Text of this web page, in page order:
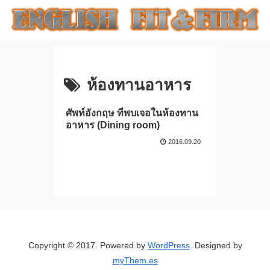
ห้องทานอาหาร
ศัพท์อังกฤษ ที่พบเจอในห้องทาน
อาหาร (Dining room)
2016.09.20
Copyright © 2017. Powered by WordPress. Designed by
myThem.es